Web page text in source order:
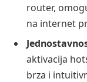
router,
na internet
aktivacija
brza i